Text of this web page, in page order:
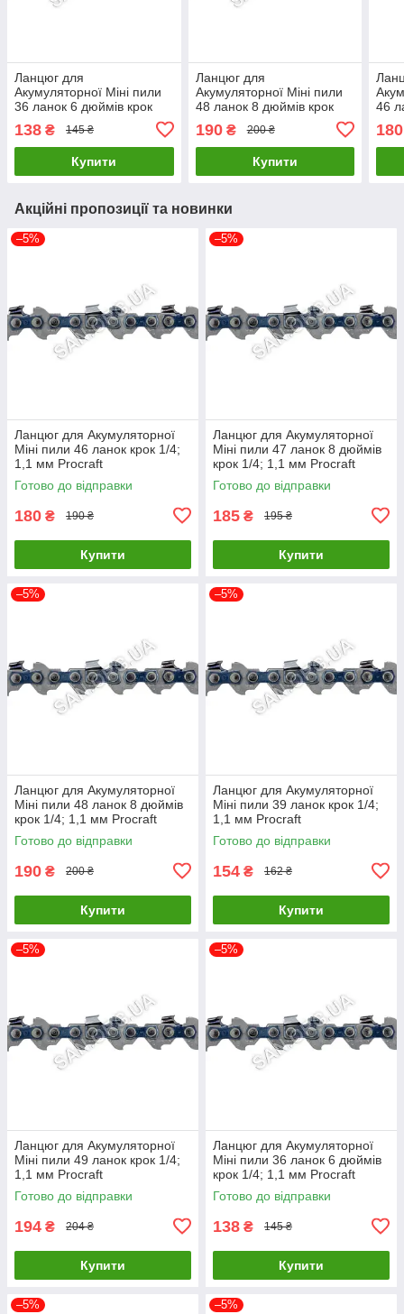
Ланцюг для
Акумуляторної Міні пили
36 ланок 6 дюймів крок
138 ₴ 145 ₴
Купити
Ланцюг для
Акумуляторної Міні пили
48 ланок 8 дюймів крок
190₴ 200 ₴
Купити
46
180
Акційні пропозиції та новинки
–5%
Ланцюг для Акумуляторної
Міні пили 46 ланок крок 1/4;
1,1 мм Procraft
Готово до відправки
180 ₴ 190 ₴
Купити
–5%
Ланцюг для Акумуляторної
Міні пили 47 ланок 8 дюймів
крок 1/4; 1,1 мм Procraft
Готово до відправки
185 ₴ 195 ₴
Купити
–5%
Ланцюг для Акумуляторної
Міні пили 48 ланок 8 дюймів
крок 1/4; 1,1 мм Procraft
Готово до відправки
190 ₴ 200 ₴
Купити
–5%
Ланцюг для Акумуляторної
Міні пили 39 ланок крок 1/4;
1,1 мм Procraft
Готово до відправки
154 ₴ 162 ₴
Купити
–5%
Ланцюг для Акумуляторної
Міні пили 49 ланок крок 1/4;
1,1 мм Procraft
Готово до відправки
194 ₴ 204 ₴
Купити
–5%
Ланцюг для Акумуляторної
Міні пили 36 ланок 6 дюймів
крок 1/4; 1,1 мм Procraft
Готово до відправки
138 ₴ 145 ₴
Купити
–5% –5%